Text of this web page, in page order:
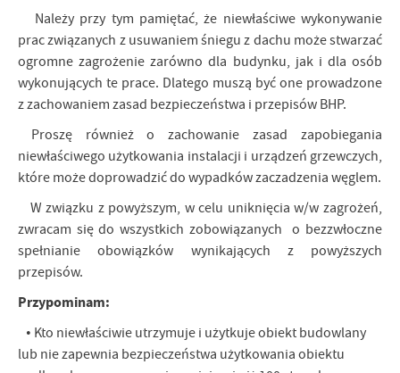
Należy przy tym pamiętać, że niewłaściwe wykonywanie
prac związanych z usuwaniem śniegu z dachu może stwarzać
ogromne zagrożenie zarówno dla budynku, jak i dla osób
wykonujących te prace. Dlatego muszą być one prowadzone
z zachowaniem zasad bezpieczeństwa i przepisów BHP.
Proszę również o zachowanie zasad zapobiegania
niewłaściwego użytkowania instalacji i urządzeń grzewczych,
które może doprowadzić do wypadków zaczadzenia węglem.
W związku z powyższym, w celu uniknięcia w/w zagrożeń,
zwracam się do wszystkich zobowiązanych o bezzwłoczne
spełnianie obowiązków wynikających z powyższych
przepisów.
Przypominam:
• Kto niewłaściwie utrzymuje i użytkuje obiekt budowlany
lub nie zapewnia bezpieczeństwa użytkowania obiektu